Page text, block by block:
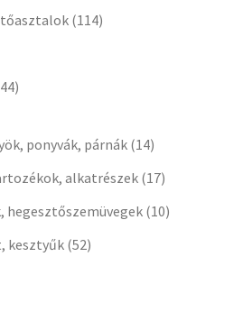
(114)
ponyvák, párnák (14)
alkatrészek (17)
hegesztőszemüvegek (10)
kesztyűk (52)